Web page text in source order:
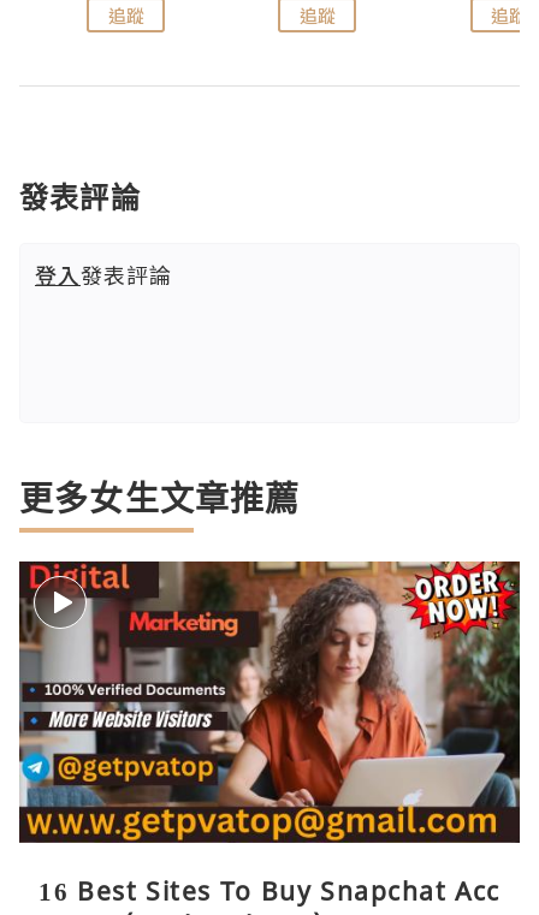
追蹤 追蹤 追蹤
發表評論
登入發表評論
更多女生文章推薦
16 Best Sites To Buy Snapchat Acc